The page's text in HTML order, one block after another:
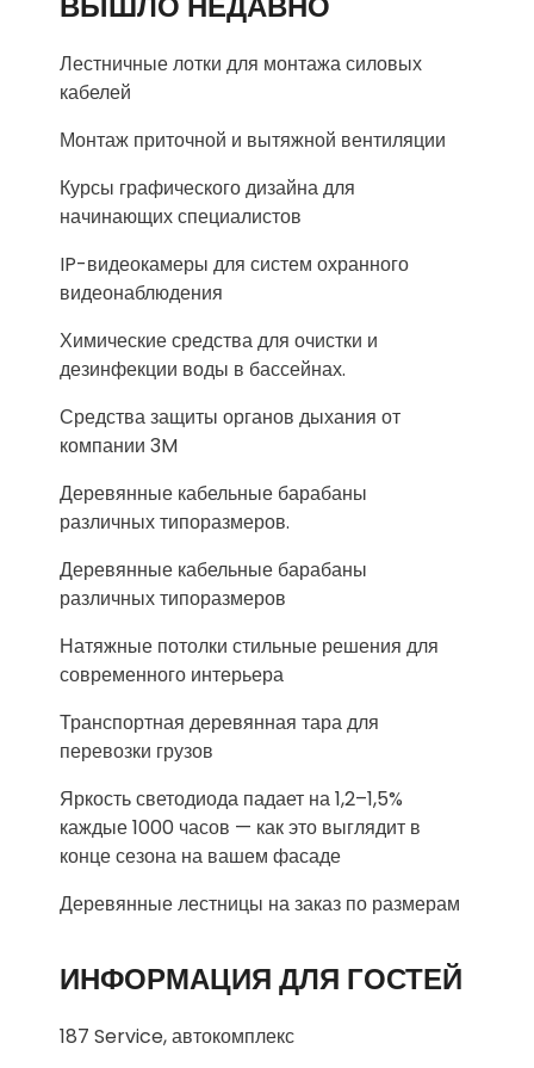
Лестничные лотки для монтажа силовых
кабелей
Монтаж приточной и вытяжной вентиляции
Курсы графического дизайна для
начинающих специалистов
IP-видеокамеры для систем охранного
видеонаблюдения
Химические средства для очистки и
дезинфекции воды в бассейнах.
Средства защиты органов дыхания от
компании 3M
Деревянные кабельные барабаны
различных типоразмеров.
Деревянные кабельные барабаны
различных типоразмеров
Натяжные потолки стильные решения для
современного интерьера
Транспортная деревянная тара для
перевозки грузов
Яркость светодиода падает на 1,2–1,5%
каждые 1000 часов — как это выглядит в
конце сезона на вашем фасаде
Деревянные лестницы на заказ по размерам
ИНФОРМАЦИЯ ДЛЯ ГОСТЕЙ
187 Service, автокомплекс